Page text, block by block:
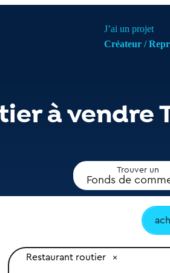
J’ai un projet
Créateur /
à vendre
Trouver un
Fonds de
Restaurant routier